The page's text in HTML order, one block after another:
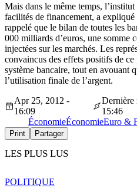
Mais dans le même temps,
facilités de financement, a
rappelé que le bilan de toutes les
000 milliards d’euros, une somme
injectées sur les marchés. Les
convaincus des effets positifs de
système bancaire, tout en avouant
l’utilisation finale de l’argent.
Apr 25, 2012 -
16:09
Dernière
15:46
ÉconomieÉconomieEuro &
Print Partager
LES PLUS LUS
POLITIQUE